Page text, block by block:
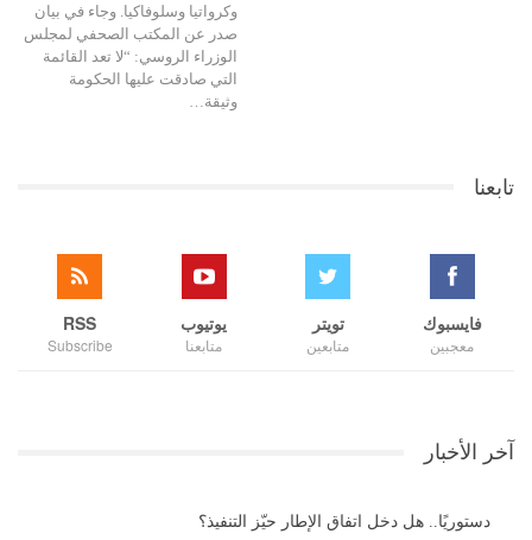
وكرواتيا وسلوفاكيا. وجاء في بيان
صدر عن المكتب الصحفي لمجلس
الوزراء الروسي: “لا تعد القائمة
التي صادقت عليها الحكومة
وثيقة…
تابعنا
فايسبوك
معجبين
تويتر
متابعين
يوتيوب
متابعنا
RSS
Subscribe
آخر الأخبار
دستوريًا.. هل دخل اتفاق الإطار حيّز التنفيذ؟